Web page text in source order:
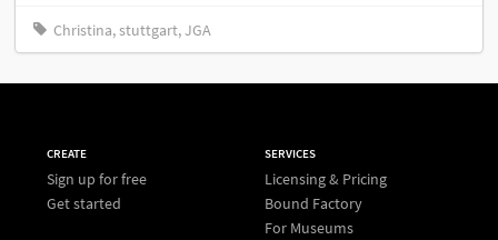
Christina, stuttgart, JGA
CREATE
Sign up for free
Get started
SERVICES
Licensing & Pricing
Bound Factory
For Museums